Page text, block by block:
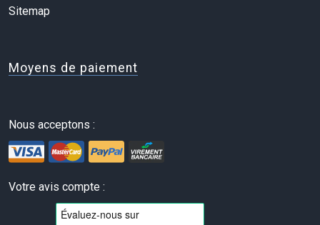
Sitemap
Moyens de paiement
Nous acceptons :
Votre avis compte :